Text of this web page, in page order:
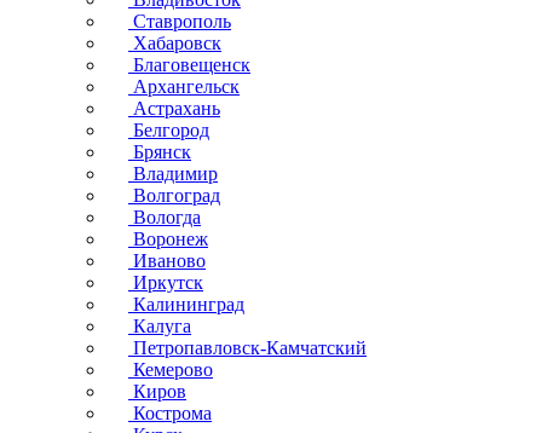
Ставрополь
Хабаровск
Благовещенск
Архангельск
Астрахань
Белгород
Брянск
Владимир
Волгоград
Вологда
Воронеж
Иваново
Иркутск
Калининград
Калуга
Петропавловск-Камчатский
Кемерово
Киров
Кострома